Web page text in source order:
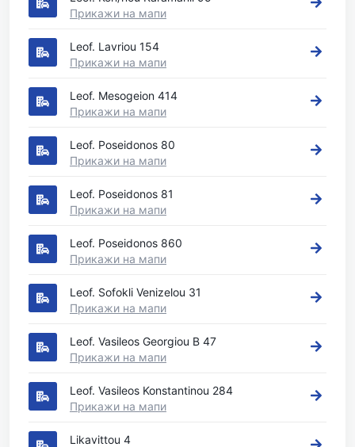
Прикажи на мапи
Leof. Lavriou 154
Прикажи на мапи
Leof. Mesogeion 414
Прикажи на мапи
Leof. Poseidonos 80
Прикажи на мапи
Leof. Poseidonos 81
Прикажи на мапи
Leof. Poseidonos 860
Прикажи на мапи
Leof. Sofokli Venizelou 31
Прикажи на мапи
Leof. Vasileos Georgiou B 47
Прикажи на мапи
Leof. Vasileos Konstantinou 284
Прикажи на мапи
Likavittou 4